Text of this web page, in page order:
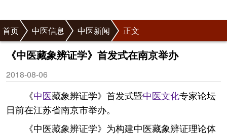
首页 中医信息 中医新闻 正文
《中医藏象辨证学》首发式在南京举办
2018-08-06
《中医藏象辨证学》首发式暨中医文化专家论坛
日前在江苏省南京市举办。
《中医藏象辨证学》为构建中医藏象辨证理论体